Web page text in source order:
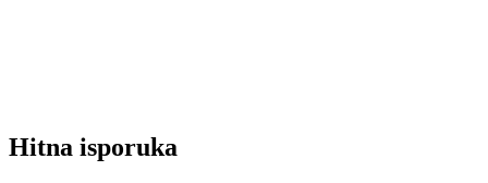
Hitna isporuka